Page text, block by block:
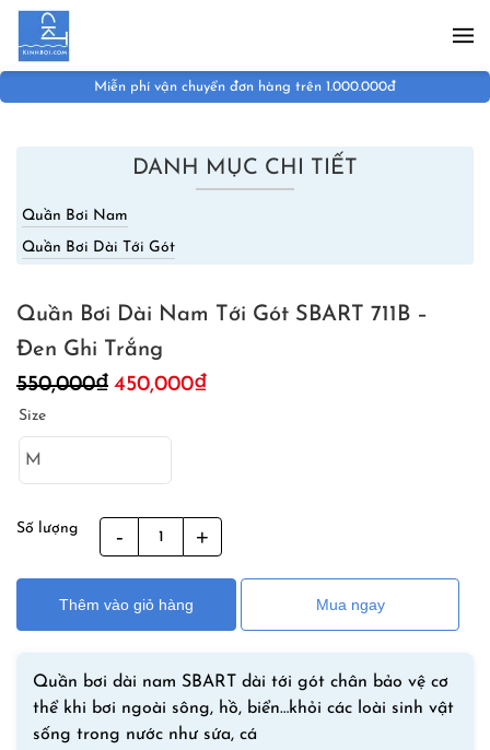
Skip to main content
Miễn phí vận chuyển đơn hàng trên 1.000.000đ
DANH MỤC CHI TIẾT
Quần Bơi Nam
Quần Bơi Dài Tới Gót
Quần Bơi Dài Nam Tới Gót SBART 711B –
Đen Ghi Trắng
550,000₫ Giá
450,000₫Giá
Size
Số lượng
Bơi
Dài
Nam
Tới
SBART
711B
–
Thêm vào giỏ hàng Mua ngay
Quần bơi dài nam SBART dài tới gót chân bảo vệ cơ
thể khi bơi ngoài sông, hồ, biển…khỏi các loài sinh vật
sống trong nước như sứa, cá